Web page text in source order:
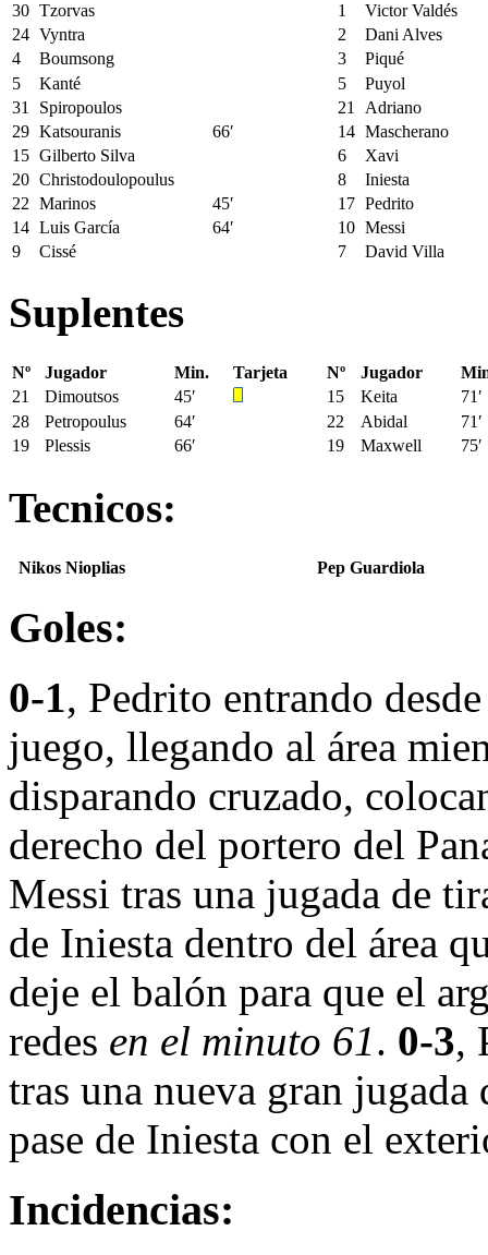
30 Tzorvas 1
Victor Valdés
24 Vyntra 2
Dani Alves
4
Boumsong 3 Piqué
5
Kanté 5
Puyol
31
Spiropoulos 21 Adriano
29 Katsouranis 66′ 14 Mascherano
15 Gilberto Silva 6 Xavi
20 Christodoulopoulus 8
Iniesta
22 Marinos 45′ 17 Pedrito
14 Luis García 64′ 10 Messi
9
Cissé 7 David Villa
Suplentes
Nº Jugador Min. Tarjeta Nº Jugador
21
Dimoutsos 45′ 15 Keita
71′
28
Petropoulus 64′ 22 Abidal
71′
19
Plessis 66′ 19 Maxwell 75′
Tecnicos:
Nikos Nioplias Pep Guardiola
Goles:
0-1, Pedrito entrando
juego, llegando al área
disparando cruzado,
derecho del portero del
Messi tras una jugada de
de Iniesta dentro del área
deje el balón para que el
redes en el minuto 61. 0-3,
tras una nueva gran
pase de Iniesta con el
Incidencias: